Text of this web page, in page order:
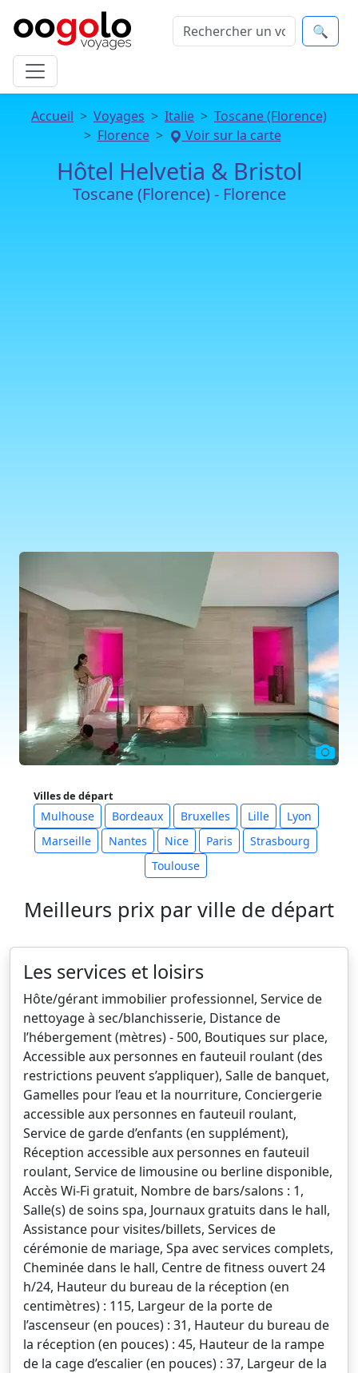
🔍
Accueil Voyages Italie
Toscane (Florence)
Florence
Voir sur la carte
Hôtel Helvetia & Bristol
Toscane (Florence) - Florence
Villes de départ
Mulhouse Bordeaux Bruxelles Lille
Lyon
Marseille
Nantes Nice Paris
Strasbourg
Toulouse
Meilleurs prix par ville de départ
Les services et loisirs
Hôte/gérant immobilier professionnel, Service de
nettoyage à sec/blanchisserie, Distance de
l’hébergement (mètres) - 500, Boutiques sur place,
Accessible aux personnes en fauteuil roulant (des
restrictions peuvent s’appliquer), Salle de banquet,
Gamelles pour l’eau et la nourriture, Conciergerie
accessible aux personnes en fauteuil roulant,
Service de garde d’enfants (en supplément),
Réception accessible aux personnes en fauteuil
roulant, Service de limousine ou berline disponible,
Accès Wi-Fi gratuit, Nombre de bars/salons : 1,
Salle(s) de soins spa, Journaux gratuits dans le hall,
Assistance pour visites/billets, Services de
cérémonie de mariage, Spa avec services complets,
Cheminée dans le hall, Centre de fitness ouvert 24
h/24, Hauteur du bureau de la réception (en
centimètres) : 115, Largeur de la porte de
l’ascenseur (en pouces) : 31, Hauteur du bureau de
la réception (en pouces) : 45, Hauteur de la rampe
de la cage d’escalier (en pouces) : 37, Largeur de la